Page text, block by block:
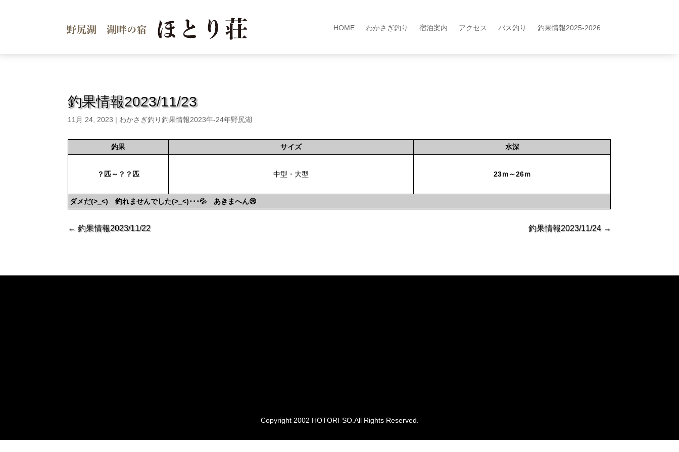
HOME わかさぎ釣り 宿泊案内 アクセス バス釣り 釣果情報2025-2026
釣果情報2023/11/23
11月 24, 2023 | わかさぎ釣り釣果情報2023年-24年野尻湖
釣果 サイズ 水深
？匹～？？匹 中型・大型 23ｍ～26ｍ
ダメだ(>_<) 釣れませんでした(>_<)･･･💦 あきまへん😢
←釣果情報2023/11/22 釣果情報2023/11/24→
Copyright 2002 HOTORI-SO.All Rights Reserved.